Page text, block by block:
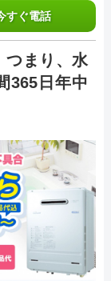
すぐ電話
つまり、水
365日年中